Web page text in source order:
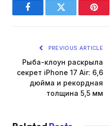
FacebookTwitter
PREVIOUS ARTICLE
Рыба-клоун раскрыла
секрет iPhone 17 Air: 6,6
дюйма и рекордная
толщина 5,5 мм